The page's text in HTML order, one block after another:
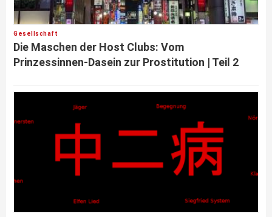
Gesellschaft
Die Maschen der Host Clubs: Vom
Prinzessinnen-Dasein zur Prostitution | Teil 2